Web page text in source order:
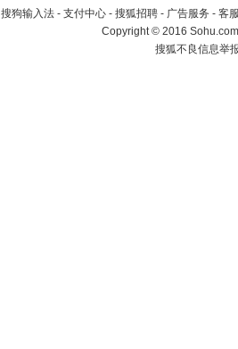
搜狗输入法 - 支付中心 - 搜狐招聘 - 广告服务 - 客
Copyright©2016
搜狐不良信息举